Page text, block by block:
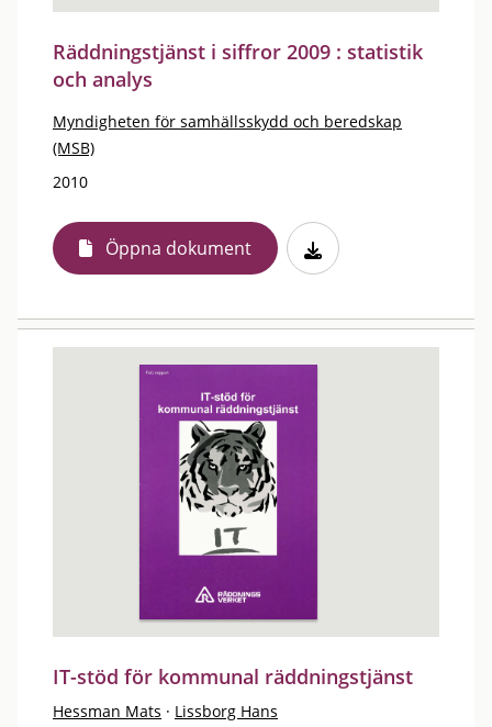
Räddningstjänst i siffror 2009 : statistik
och analys
Myndigheten för samhällsskydd och beredskap
(MSB)
2010
Öppna dokument
IT-stöd för kommunal räddningstjänst
Hessman Mats · Lissborg Hans